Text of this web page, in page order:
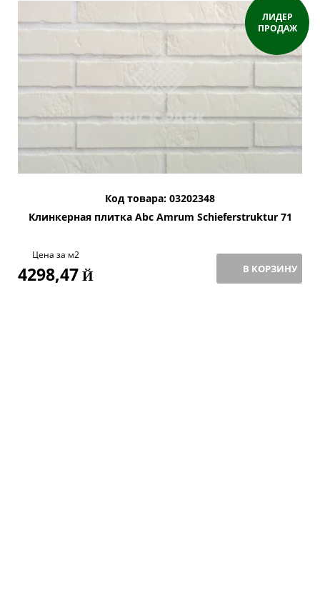
ЛИДЕР
ПРОДАЖ
Код товара: 03202348
Клинкерная плитка Abc Amrum Schieferstruktur 71
Цена за м2
4298,47 Й В КОРЗИНУ